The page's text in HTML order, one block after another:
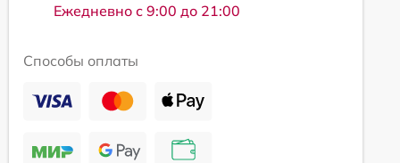
Ежедневно с 9:00 до 21:00
Способы оплаты